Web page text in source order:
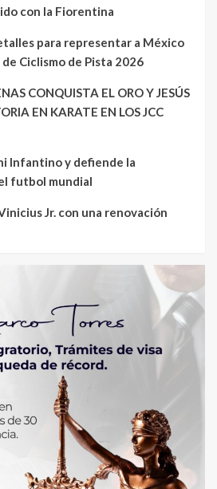
con la Fiorentina
para representar a México
Ciclismo de Pista 2026
CONQUISTA EL ORO Y JESÚS
EN KARATE EN LOS JCC
Infantino y defiende la
futbol mundial
Jr. con una renovación